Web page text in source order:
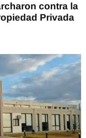
contra la
Privada